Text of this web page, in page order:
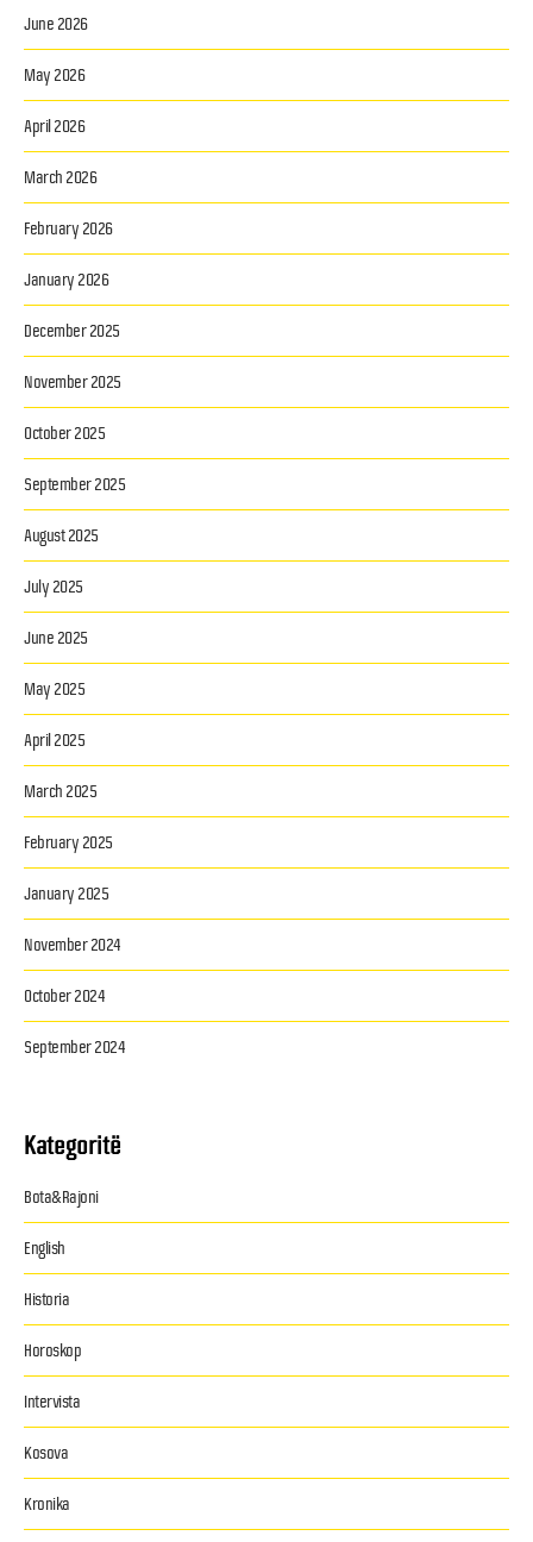
June 2026
May 2026
April 2026
March 2026
February 2026
January 2026
December 2025
November 2025
October 2025
September 2025
August 2025
July 2025
June 2025
May 2025
April 2025
March 2025
February 2025
January 2025
November 2024
October 2024
September 2024
Kategoritë
Bota&Rajoni
English
Historia
Horoskop
Intervista
Kosova
Kronika